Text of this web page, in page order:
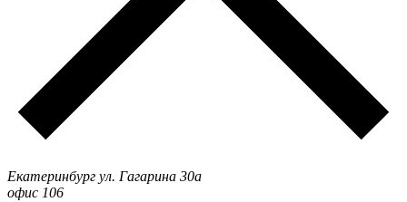
Екатеринбург ул. Гагарина 30а
офис 106